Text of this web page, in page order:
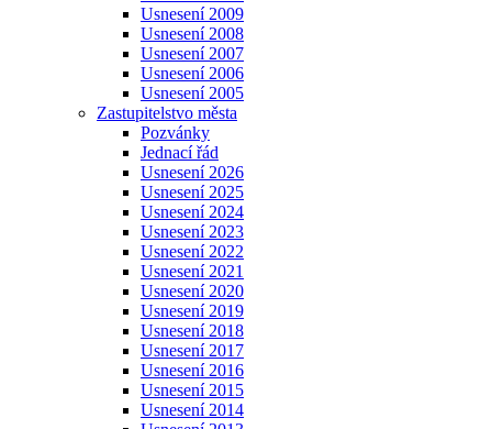
Usnesení 2009
Usnesení 2008
Usnesení 2007
Usnesení 2006
Usnesení 2005
Zastupitelstvo města
Pozvánky
Jednací řád
Usnesení 2026
Usnesení 2025
Usnesení 2024
Usnesení 2023
Usnesení 2022
Usnesení 2021
Usnesení 2020
Usnesení 2019
Usnesení 2018
Usnesení 2017
Usnesení 2016
Usnesení 2015
Usnesení 2014